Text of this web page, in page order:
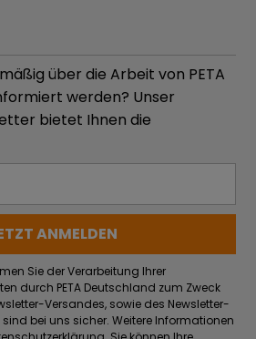
über die Arbeit von PETA
werden? Unser
bietet Ihnen die
Sie der Verarbeitung Ihrer
durch PETA Deutschland zum Zweck
Versandes, sowie des Newsletter-
bei uns sicher. Weitere Informationen